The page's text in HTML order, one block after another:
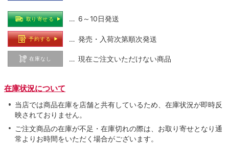
取り寄せる … 6～10日発送
予約する … 発売・入荷次第順次発送
在庫なし … 現在ご注文いただけない商品
在庫状況について
当店では商品在庫を店舗と共有しているため、在庫状況が即時反
映されておりません。
ご注文商品の在庫が不足・在庫切れの際は、お取り寄せとなり通
常よりお時間をいただく場合がございます。